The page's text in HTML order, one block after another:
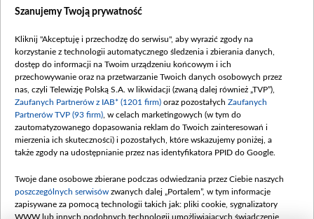
Dostępność
Procedura zgłoszeń wewnętrznych
Szanujemy Twoją prywatność
Kliknij "Akceptuję i przechodzę do serwisu", aby wyrazić zgody na
korzystanie z technologii automatycznego śledzenia i zbierania danych,
dostęp do informacji na Twoim urządzeniu końcowym i ich
przechowywanie oraz na przetwarzanie Twoich danych osobowych przez
nas, czyli Telewizję Polską S.A. w likwidacji (zwaną dalej również „TVP”),
Zaufanych Partnerów z IAB* (1201 firm) oraz pozostałych Zaufanych
Partnerów TVP (93 firm) , w celach marketingowych (w tym do
zautomatyzowanego dopasowania reklam do Twoich zainteresowań i
mierzenia ich skuteczności) i pozostałych, które wskazujemy poniżej, a
także zgody na udostępnianie przez nas identyfikatora PPID do Google.
Twoje dane osobowe zbierane podczas odwiedzania przez Ciebie naszych
poszczególnych serwisów zwanych dalej „Portalem”, w tym informacje
zapisywane za pomocą technologii takich jak: pliki cookie, sygnalizatory
WWW lub innych podobnych technologii umożliwiających świadczenie